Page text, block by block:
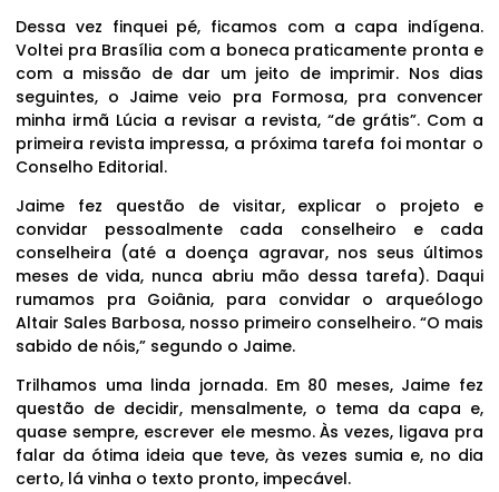
Dessa vez finquei pé, ficamos com a capa indígena.
Voltei pra Brasília com a boneca praticamente pronta e
com a missão de dar um jeito de imprimir. Nos dias
seguintes, o Jaime veio pra Formosa, pra convencer
minha irmã Lúcia a revisar a revista, “de grátis”. Com a
primeira revista impressa, a próxima tarefa foi montar o
Conselho Editorial.
Jaime fez questão de visitar, explicar o projeto e
convidar pessoalmente cada conselheiro e cada
conselheira (até a doença agravar, nos seus últimos
meses de vida, nunca abriu mão dessa tarefa). Daqui
rumamos pra Goiânia, para convidar o arqueólogo
Altair Sales Barbosa, nosso primeiro conselheiro. “O mais
sabido de nóis,” segundo o Jaime.
Trilhamos uma linda jornada. Em 80 meses, Jaime fez
questão de decidir, mensalmente, o tema da capa e,
quase sempre, escrever ele mesmo. Às vezes, ligava pra
falar da ótima ideia que teve, às vezes sumia e, no dia
certo, lá vinha o texto pronto, impecável.